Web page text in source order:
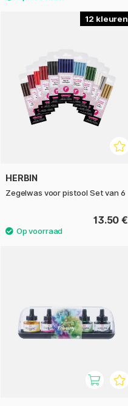
12
HERBIN
Zegelwas voor pistool Set van 6
13.50 €